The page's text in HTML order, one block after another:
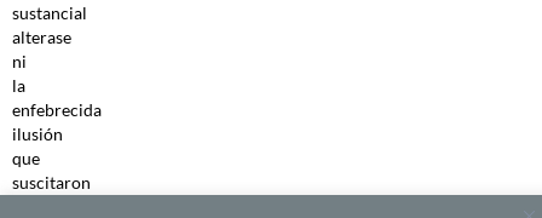
sustancial
alterase
ni
la
enfebrecida
ilusión
que
suscitaron